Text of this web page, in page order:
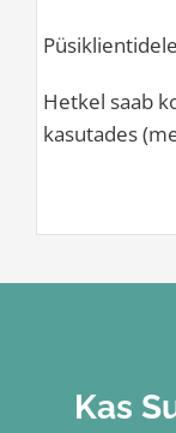
Hetkel saab
kasutades
Kas